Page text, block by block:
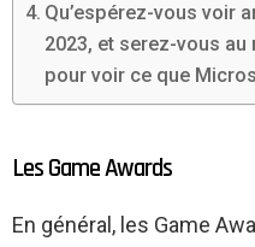
Qu’espérez-vous voir
2023, et serez-vous
pour voir ce que
Les Game Awards
En général, les Game